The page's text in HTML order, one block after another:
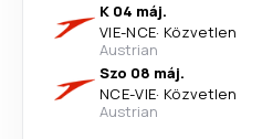
K 04 máj.
VIE-NCE· Közvetlen
Austrian
Szo 08 máj.
NCE-VIE· Közvetlen
Austrian